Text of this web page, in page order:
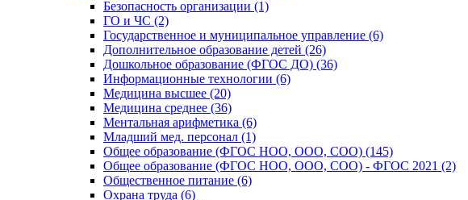
Безопасность организации (1)
ГО и ЧС (2)
Государственное и муниципальное управление (6)
Дополнительное образование детей (26)
Дошкольное образование (ФГОС ДО) (36)
Информационные технологии (6)
Медицина высшее (20)
Медицина среднее (36)
Ментальная арифметика (6)
Младший мед. персонал (1)
Общее образование (ФГОС НОО, ООО, СОО) (145)
Общее образование (ФГОС НОО, ООО, СОО) - ФГОС 2021 (2)
Общественное питание (6)
Охрана труда (6)